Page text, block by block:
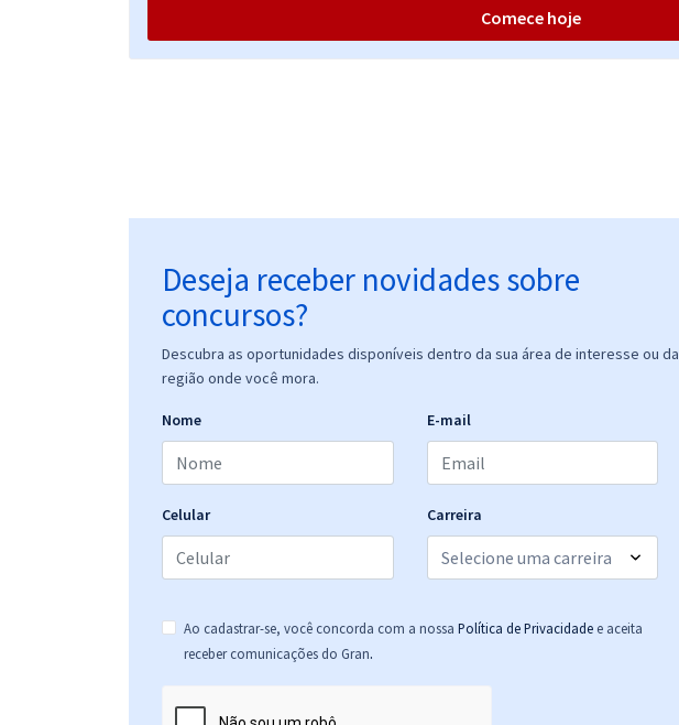
Comece hoje
Deseja receber novidades sobre
concursos?
Descubra as oportunidades disponíveis dentro da sua área de interesse ou da
região onde você mora.
Nome E-mail
Celular Carreira
Ao cadastrar-se, você concorda com a nossa Política de Privacidade e aceita
receber comunicações do Gran.